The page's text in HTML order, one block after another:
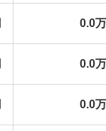
0.0
0.0
0.0